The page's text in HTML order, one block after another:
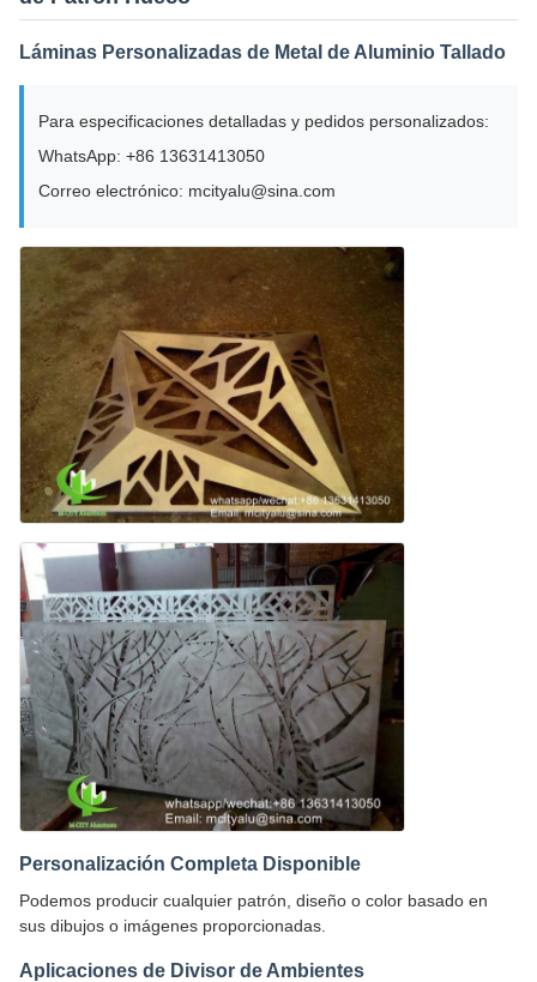
Láminas Personalizadas de Metal de Aluminio Tallado
Para especificaciones detalladas y pedidos personalizados:
WhatsApp: +86 13631413050
Correo electrónico: mcityalu@sina.com
Personalización Completa Disponible
Podemos producir cualquier patrón, diseño o color basado en
sus dibujos o imágenes proporcionadas.
Aplicaciones de Divisor de Ambientes